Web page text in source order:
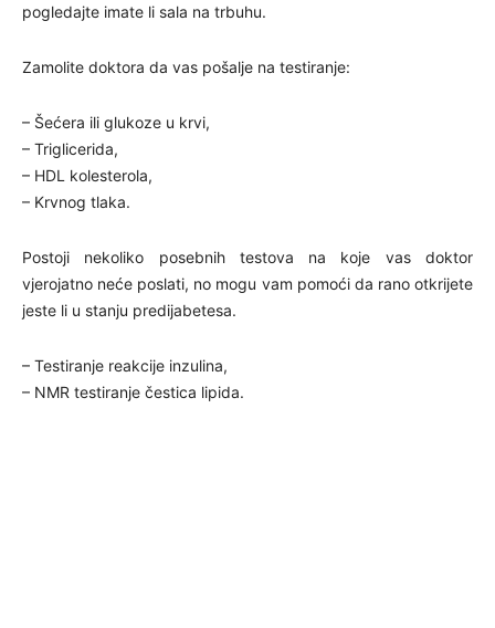
pogledajte imate li sala na trbuhu.
Zamolite doktora da vas pošalje na testiranje:
– Šećera ili glukoze u krvi,
– Triglicerida,
– HDL kolesterola,
– Krvnog tlaka.
Postoji nekoliko posebnih testova na koje vas doktor
vjerojatno neće poslati, no mogu vam pomoći da rano otkrijete
jeste li u stanju predijabetesa.
– Testiranje reakcije inzulina,
– NMR testiranje čestica lipida.